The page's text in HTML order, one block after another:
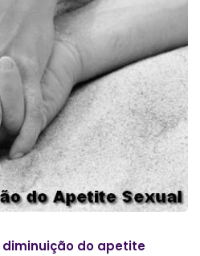
diminuição do apetite